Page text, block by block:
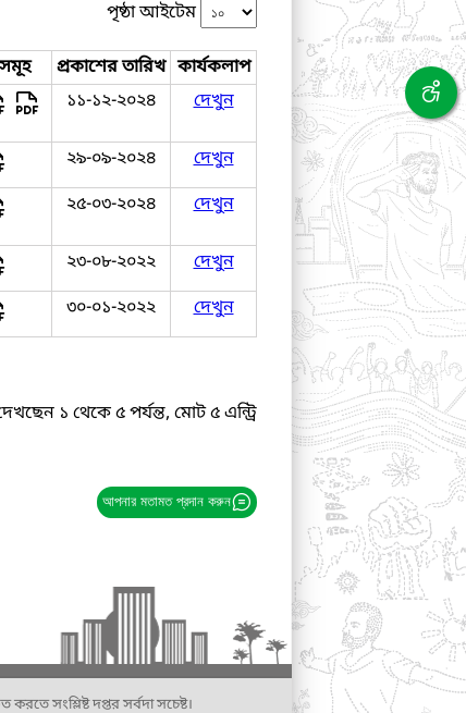
পৃষ্ঠা আইটেম
প্রকাশের তারিখ কার্যকলাপ
১১-১২-২০২৪ দেখুন
২৯-০৯-২০২৪
দেখুন
২৫-০৩-২০২৪ দেখুন
২৩-০৮-২০২২
দেখুন
৩০-০১-২০২২ দেখুন
১ থেকে ৫ পর্যন্ত, মোট ৫ এন্ট্রি
আপনার মতামত প্রদান করুন
সংশ্লিষ্ট দপ্তর সর্বদা সচেষ্ট।